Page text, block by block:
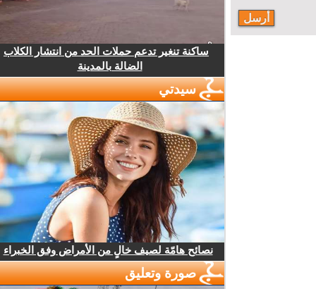
ساكنة تنغير تدعم حملات الحد من انتشار الكلاب
الضالة بالمدينة
سيدتي
نصائح هامّة لصيف خالٍ من الأمراض وفق الخبراء
صورة وتعليق